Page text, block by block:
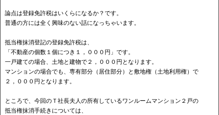
論点は登録免許税はいくらになるか？です。
普通の方には全く興味のない話になっちゃいます。
抵当権抹消登記の登録免許税は、
「不動産の個数１個につき１，０００円」です。
一戸建ての場合、土地と建物で２，０００円となります。
マンションの場合でも、専有部分（居住部分）と敷地権（土地利用権）で
２，０００円となります。
ところで、今回のＴ社長夫人の所有しているワンルームマンション２戸の
抵当権抹消手続きについては、